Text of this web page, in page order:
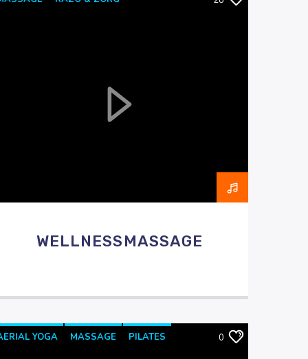
WELLNESSMASSAGE
YOGA MASSAGE
PILATES
0